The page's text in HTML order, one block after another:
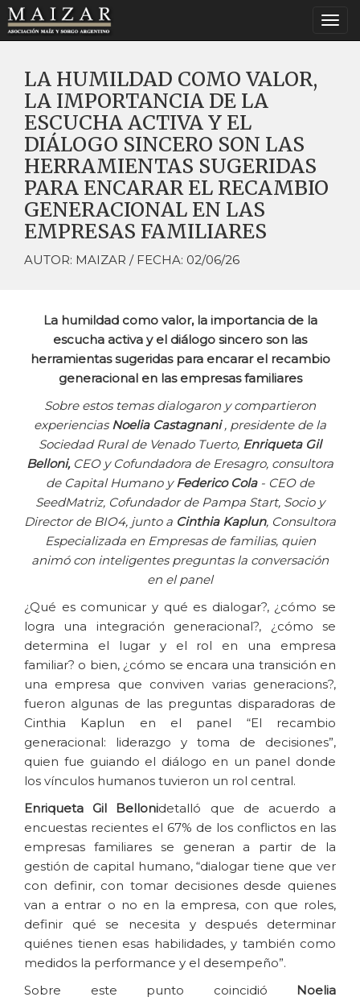
LA HUMILDAD COMO VALOR,
LA IMPORTANCIA DE LA
ESCUCHA ACTIVA Y EL
DIÁLOGO SINCERO SON LAS
HERRAMIENTAS SUGERIDAS
PARA ENCARAR EL RECAMBIO
GENERACIONAL EN LAS
EMPRESAS FAMILIARES
AUTOR: MAIZAR / FECHA: 02/06/26
La humildad como valor, la importancia de la
escucha activa y el diálogo sincero son las
herramientas sugeridas para encarar el recambio
generacional en las empresas familiares
Sobre estos temas dialogaron y compartieron
experiencias Noelia Castagnani, presidente de la
Sociedad Rural de Venado Tuerto, Enriqueta Gil
Belloni, CEO y Cofundadora de Eresagro, consultora
de Capital Humano yFederico Cola - CEO de
SeedMatriz, Cofundador de Pampa Start, Socio y
Director de BIO4, junto a Cinthia Kaplun, Consultora
Especializada en Empresas de familias, quien
animó con inteligentes preguntas la conversación
en el panel
¿Qué es comunicar y qué es dialogar?, ¿cómo se
logra una integración generacional?, ¿cómo se
determina el lugar y el rol en una empresa
familiar? o bien, ¿cómo se encara una transición en
una empresa que conviven varias generacions?,
fueron algunas de las preguntas disparadoras de
Cinthia Kaplun en el panel “El recambio
generacional: liderazgo y toma de decisiones”,
quien fue guiando el diálogo en un panel donde
los vínculos humanos tuvieron un rol central.
Enriqueta Gil Bellonidetalló que de acuerdo a
encuestas recientes el 67% de los conflictos en las
empresas familiares se generan a partir de la
gestión de capital humano, “dialogar tiene que ver
con definir, con tomar decisiones desde quienes
van a entrar o no en la empresa, con que roles,
definir qué se necesita y después determinar
quiénes tienen esas habilidades, y también como
medidos la performance y el desempeño”.
Sobre este punto coincidió Noelia